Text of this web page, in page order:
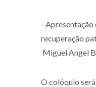
-
recuperação
Miguel Angel
O colóquio